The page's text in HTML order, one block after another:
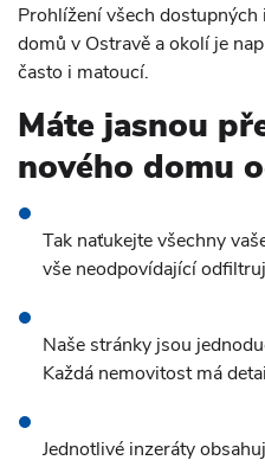
Prohlížení všech
domů v Ostravě a okolí je
často i matoucí.
Máte jasnou
nového domu
Tak naťukejte všechny
vše neodpovídající
Naše stránky jsou
Každá nemovitost má
Jednotlivé inzeráty